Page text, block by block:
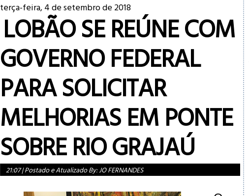
terça-feira, 4 de setembro de 2018
LOBÃO SE REÚNE COM
GOVERNO FEDERAL
PARA SOLICITAR
MELHORIAS EM PONTE
SOBRE RIO GRAJAÚ
21:07|Postado e Atualizado By:JO FERNANDES